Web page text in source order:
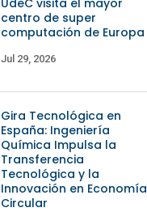
centro de super
computación de Europa
Jul 29, 2026
Gira Tecnológica en
España: Ingeniería
Química Impulsa la
Transferencia
Tecnológica y la
Innovación en Economía
Circular